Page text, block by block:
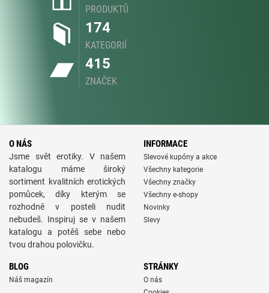
PRODUKTŮ
174
KATEGORIÍ
415
ZNAČEK
O NÁS
Jsme svět erotiky. V našem
katalogu máme široký
sortiment kvalitních erotických
pomůcek, díky kterým se
rozhodně v posteli nudit
nebudeš. Inspiruj se v našem
katalogu a potěš sebe nebo
tvou drahou polovičku.
INFORMACE
Slevové kupóny a akce
Všechny kategorie
Všechny značky
Všechny e-shopy
Novinky
Slevy
BLOG
Náš magazín
STRÁNKY
O nás